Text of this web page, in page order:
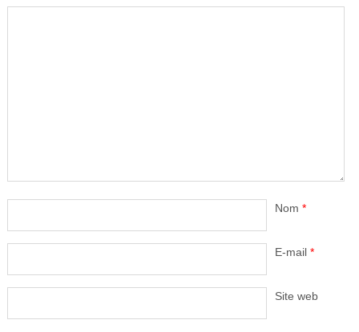
Nom *
E-mail *
Site web